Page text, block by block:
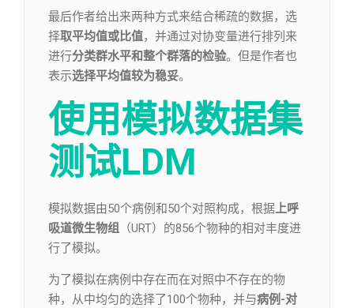
最后作者给出来两种方式来结合稀疏的数据，选
择取平均值或比值，并通过对协变量进行排列来
进行分类群水平和整个群落的检验。但是作者也
表示选择平均值较为稳妥。
使用模拟数据集
测试LDM
模拟数据由50个病例和50个对照构成，根据上呼
吸道微生物组 （URT）的856个物种的相对丰度进
行了模拟。
为了模拟在病例中存在而在对照中不存在的物
种，从中均匀的选择了100个物种，并与病例-对